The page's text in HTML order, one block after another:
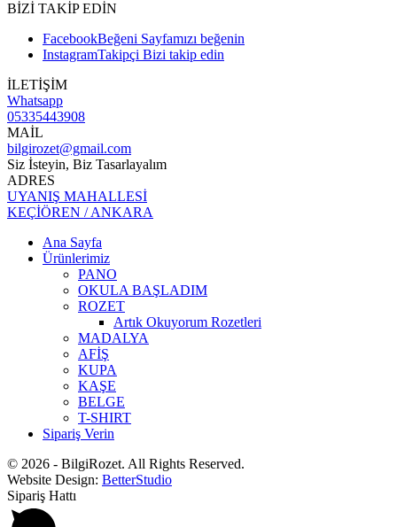
BİZİ TAKİP EDİN
FacebookBeğeni Sayfamızı beğenin
InstagramTakipçi Bizi takip edin
İLETİŞİM
Whatsapp
05335443908
MAİL
bilgirozet@gmail.com
Siz İsteyin, Biz Tasarlayalım
ADRES
UYANIŞ MAHALLESİ
KEÇİÖREN / ANKARA
Ana Sayfa
Ürünlerimiz
PANO
OKULA BAŞLADIM
ROZET
Artık Okuyorum Rozetleri
MADALYA
AFİŞ
KUPA
KAŞE
BELGE
T-SHIRT
Sipariş Verin
© 2026 - BilgiRozet. All Rights Reserved.
Website Design: BetterStudio
Sipariş Hattı